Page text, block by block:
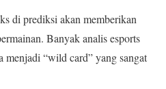
di prediksi akan memberikan
Banyak analis esports
menjadi “wild card” yang sangat